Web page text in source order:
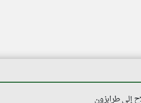
إلى طرابزون